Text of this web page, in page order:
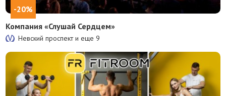
-20%
Компания «Слушай Сердцем»
Невский проспект и еще 9